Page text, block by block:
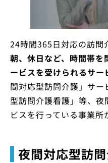
24時間365日対応の訪問
朝、休日など、時間帯
ービスを受けられるサー
間対応型訪問介護」サ
型訪問介護看護」等、
ビスを行っている事業所
夜間対応型訪